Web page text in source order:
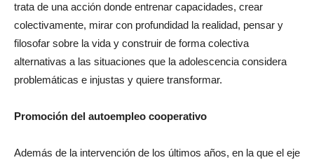
trata de una acción donde entrenar capacidades, crear
colectivamente, mirar con profundidad la realidad, pensar y
filosofar sobre la vida y construir de forma colectiva
alternativas a las situaciones que la adolescencia considera
problemáticas e injustas y quiere transformar.
Promoción del autoempleo cooperativo
Además de la intervención de los últimos años, en la que el eje